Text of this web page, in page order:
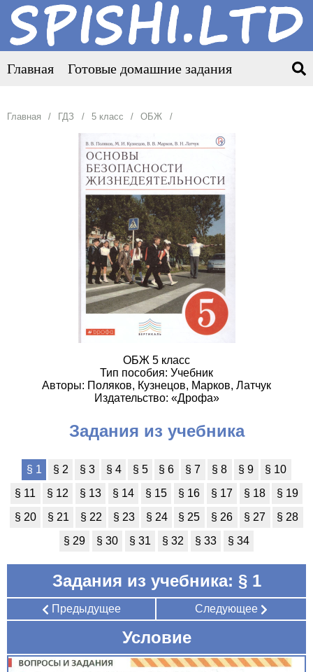
Главная Готовые домашние задания
Главная ГДЗ 5 класс ОБЖ
ОБЖ 5 класс
Тип пособия: Учебник
Авторы: Поляков, Кузнецов, Марков, Латчук
Издательство: «Дрофа»
Задания из учебника
§ 1 § 2 § 3 § 4 § 5 § 6 § 7 § 8 § 9
§ 10
§ 11
§ 12 § 13 § 14 § 15 § 16 § 17 § 18
§ 19
§ 20
§ 21 § 22 § 23 § 24 § 25 § 26 § 27
§ 28
§ 29
§ 30 § 31 § 32 § 33 § 34
Задания из учебника: § 1
Предыдущее Следующее
Условие